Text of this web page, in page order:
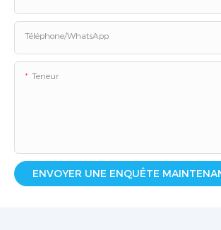
Téléphone/WhatsApp
Teneur
ENVOYER UNE ENQUÊTE